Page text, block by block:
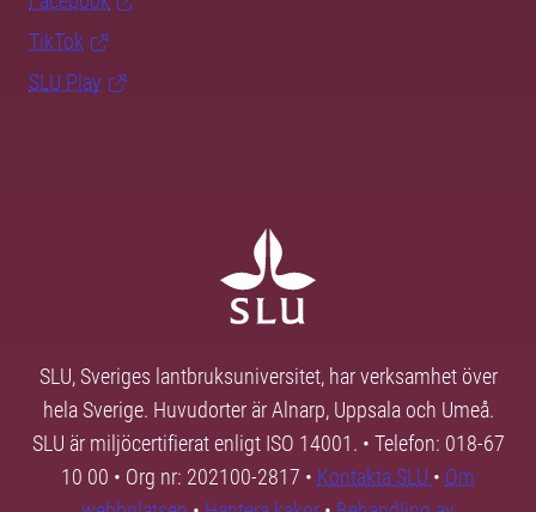
TikTok
SLU Play
SLU, Sveriges lantbruksuniversitet, har verksamhet över
hela Sverige. Huvudorter är Alnarp, Uppsala och Umeå.
SLU är miljöcertifierat enligt ISO 14001. • Telefon: 018-67
10 00 • Org nr: 202100-2817 • Kontakta SLU • Om